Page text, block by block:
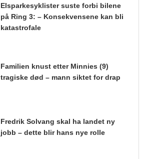
Elsparkesyklister suste forbi bilene
på Ring 3: – Konsekvensene kan bli
katastrofale
Familien knust etter Minnies (9)
tragiske død – mann siktet for drap
Fredrik Solvang skal ha landet ny
jobb – dette blir hans nye rolle